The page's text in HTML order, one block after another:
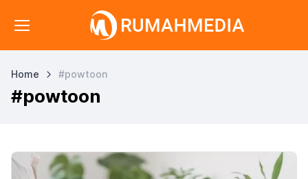
Home #powtoon
#powtoon